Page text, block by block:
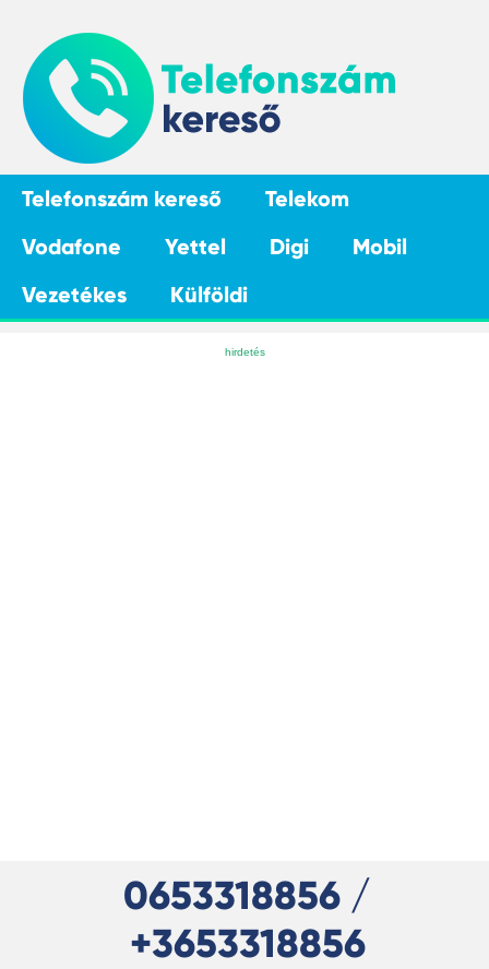
Telefonszám kereső
Telekom
Vodafone
Yettel Digi
Mobil
Vezetékes
Külföldi
0653318856 /
+3653318856